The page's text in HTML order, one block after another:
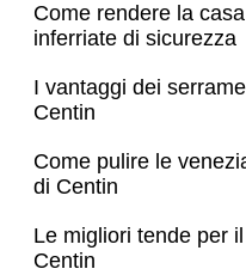
Come rendere la
inferriate di sicurezza
I vantaggi dei
Centin
Come pulire le
di Centin
Le migliori tende per
Centin